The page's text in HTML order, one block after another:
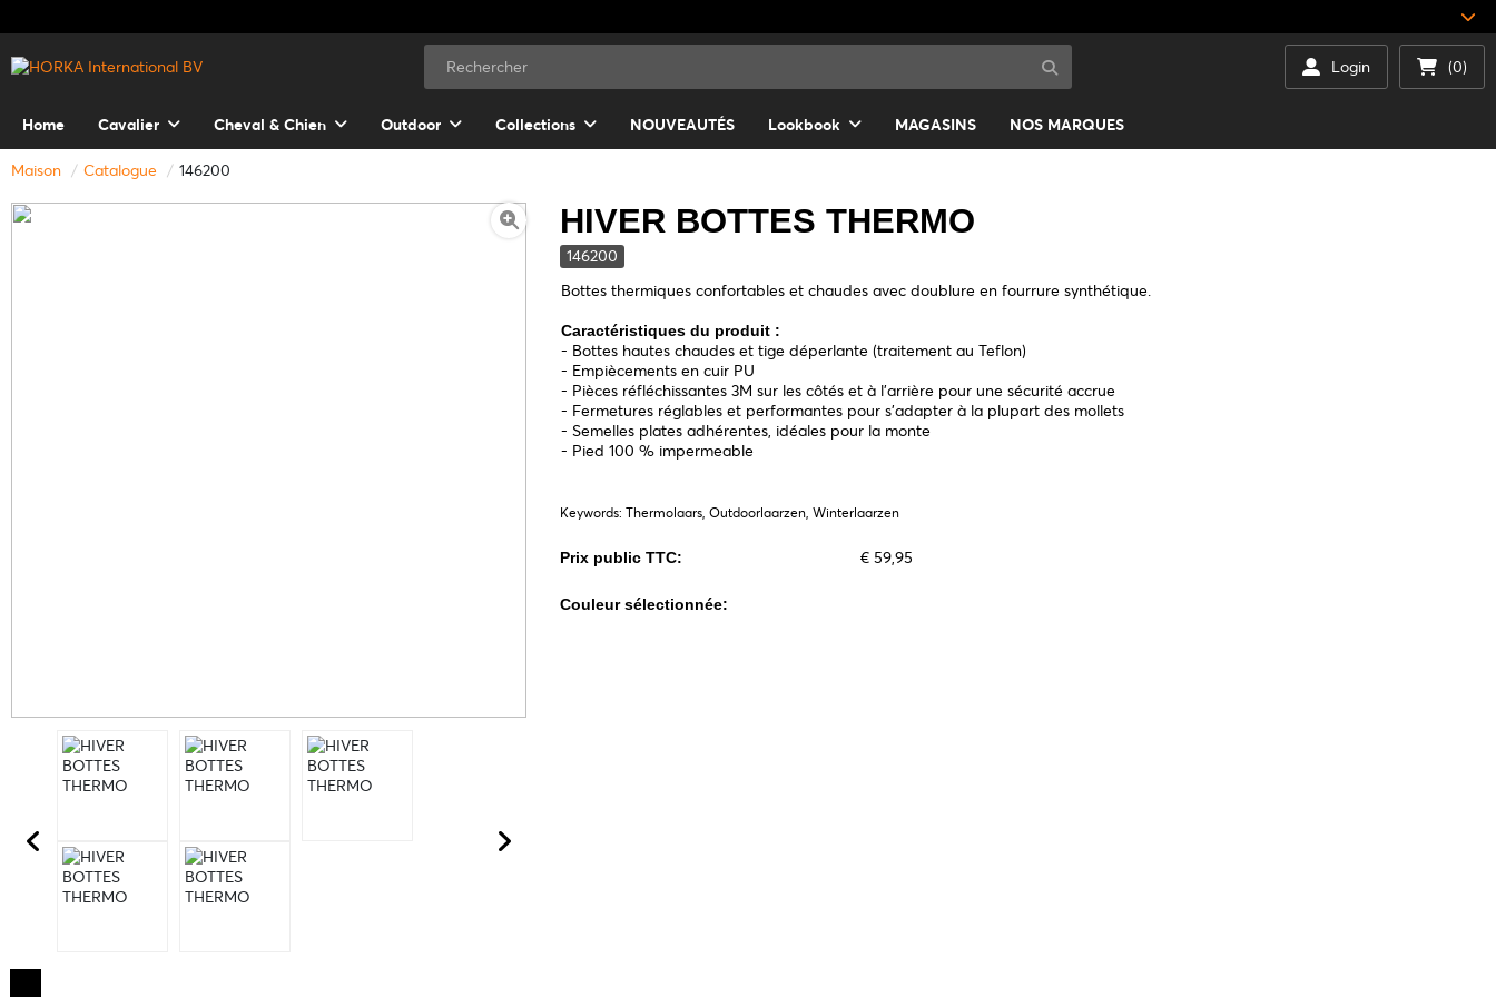
Login (0)
Home Cavalier Cheval & Chien Outdoor Collections NOUVEAUTÉS Lookbook MAGASINS NOS MARQUES
Maison Catalogue 146200
HIVER BOTTES THERMO
146200
Bottes thermiques confortables et chaudes avec doublure en fourrure synthétique.
Caractéristiques du produit :
- Bottes hautes chaudes et tige déperlante (traitement au Teflon)
- Empiècements en cuir PU
- Pièces réfléchissantes 3M sur les côtés et à l'arrière pour une sécurité accrue
- Fermetures réglables et performantes pour s'adapter à la plupart des mollets
- Semelles plates adhérentes, idéales pour la monte
- Pied 100 % impermeable
Keywords: Thermolaars, Outdoorlaarzen, Winterlaarzen
Prix public TTC: € 59,95
Couleur sélectionnée: